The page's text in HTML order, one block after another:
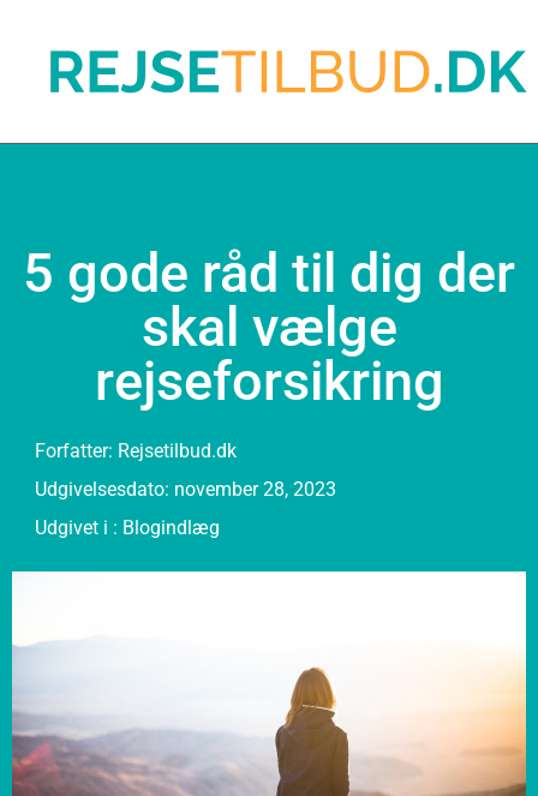
5 gode råd til dig der
skal vælge
rejseforsikring
Forfatter: Rejsetilbud.dk
Udgivelsesdato: november 28, 2023
Udgivet i : Blogindlæg